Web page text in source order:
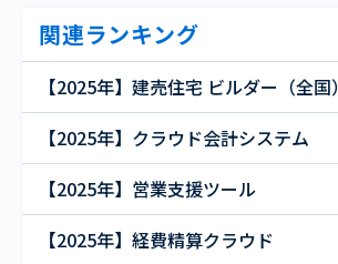
関連ランキング
【2025年】建売住宅 ビルダー（全国）
【2025年】クラウド会計システム
【2025年】営業支援ツール
【2025年】経費精算クラウド